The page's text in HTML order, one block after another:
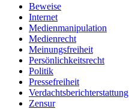
Beweise
Internet
Medienmanipulation
Medienrecht
Meinungsfreiheit
Persönlichkeitsrecht
Politik
Pressefreiheit
Verdachtsberichterstattung
Zensur